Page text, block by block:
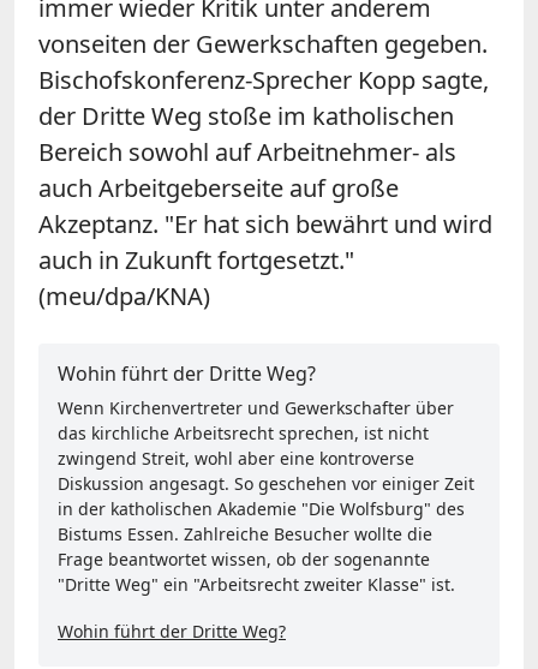
immer wieder Kritik unter anderem
vonseiten der Gewerkschaften gegeben.
Bischofskonferenz-Sprecher Kopp sagte,
der Dritte Weg stoße im katholischen
Bereich sowohl auf Arbeitnehmer- als
auch Arbeitgeberseite auf große
Akzeptanz. "Er hat sich bewährt und wird
auch in Zukunft fortgesetzt."
(meu/dpa/KNA)
Wohin führt der Dritte Weg?
Wenn Kirchenvertreter und Gewerkschafter über
das kirchliche Arbeitsrecht sprechen, ist nicht
zwingend Streit, wohl aber eine kontroverse
Diskussion angesagt. So geschehen vor einiger Zeit
in der katholischen Akademie "Die Wolfsburg" des
Bistums Essen. Zahlreiche Besucher wollte die
Frage beantwortet wissen, ob der sogenannte
"Dritte Weg" ein "Arbeitsrecht zweiter Klasse" ist.
Wohin führt der Dritte Weg?